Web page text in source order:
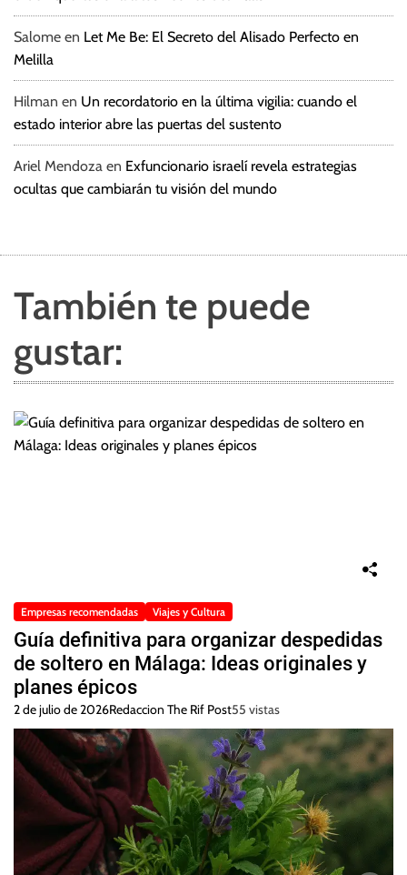
Salome en Let Me Be: El Secreto del Alisado Perfecto en
Melilla
Hilman en Un recordatorio en la última vigilia: cuando el
estado interior abre las puertas del sustento
Ariel Mendoza en Exfuncionario israelí revela estrategias
ocultas que cambiarán tu visión del mundo
También te puede
gustar:
Empresas recomendadas Viajes y Cultura
Guía definitiva para organizar despedidas
de soltero en Málaga: Ideas originales y
planes épicos
2 de julio de 2026Redaccion The Rif Post55 vistas